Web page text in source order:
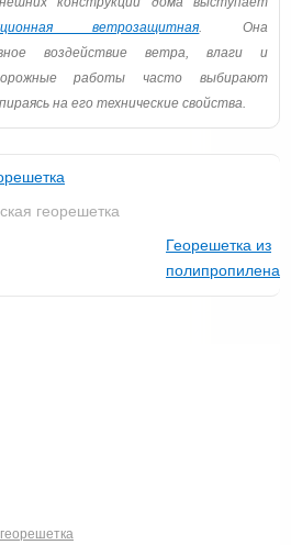
ветрозащитная. Она
воздействие ветра, влаги и
работы часто выбирают
на его технические свойства.
георешетка
Георешетка из
полипропилена